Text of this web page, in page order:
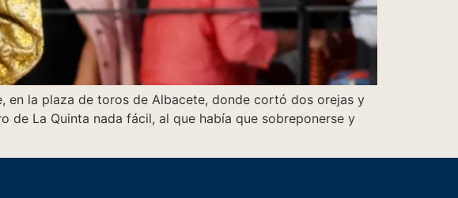
en la plaza de toros de Albacete, donde cortó dos orejas y
La Quinta nada fácil, al que había que sobreponerse y